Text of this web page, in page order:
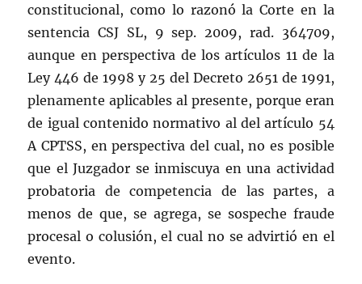
constitucional, como lo razonó la Corte en la
sentencia CSJ SL, 9 sep. 2009, rad. 364709,
aunque en perspectiva de los artículos 11 de la
Ley 446 de 1998 y 25 del Decreto 2651 de 1991,
plenamente aplicables al presente, porque eran
de igual contenido normativo al del artículo 54
A CPTSS, en perspectiva del cual, no es posible
que el Juzgador se inmiscuya en una actividad
probatoria de competencia de las partes, a
menos de que, se agrega, se sospeche fraude
procesal o colusión, el cual no se advirtió en el
evento.